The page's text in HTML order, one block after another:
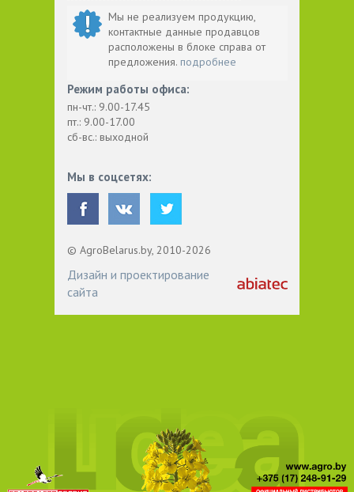
Мы не реализуем продукцию,
контактные данные продавцов
расположены в блоке справа от
предложения. подробнее
Режим работы офиса:
пн-чт.: 9.00-17.45
пт.: 9.00-17.00
сб-вс.: выходной
Мы в соцсетях:
© AgroBelarus.by, 2010-2026
Дизайн и проектирование
сайта